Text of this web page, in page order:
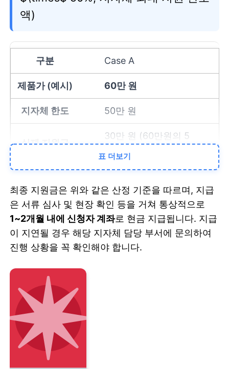
액)
Case A
60만 원
50만 원
30만 원 (60만원의 5
120만 원
50만 원
표 더보기
최종 지원금은 위와 같은 산정 기준을 따르며, 지급
은 서류 심사 및 현장 확인 등을 거쳐 통상적으로
1~2개월 내에 신청자 계좌로 현금 지급됩니다. 지급
이 지연될 경우 해당 지자체 담당 부서에 문의하여
진행 상황을 꼭 확인해야 합니다.